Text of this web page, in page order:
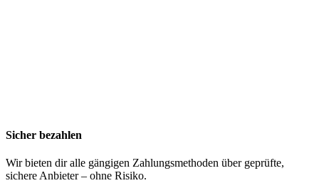
Sicher bezahlen
Wir bieten dir alle gängigen Zahlungsmethoden über geprüfte,
sichere Anbieter – ohne Risiko.